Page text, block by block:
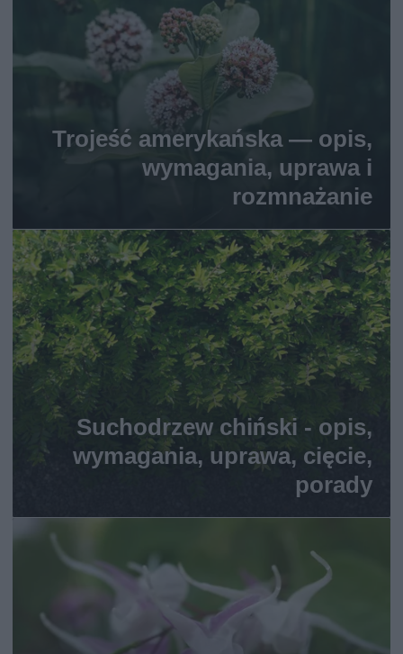
Trojeść amerykańska — opis,
wymagania, uprawa i
rozmnażanie
Suchodrzew chiński - opis,
wymagania, uprawa, cięcie,
porady